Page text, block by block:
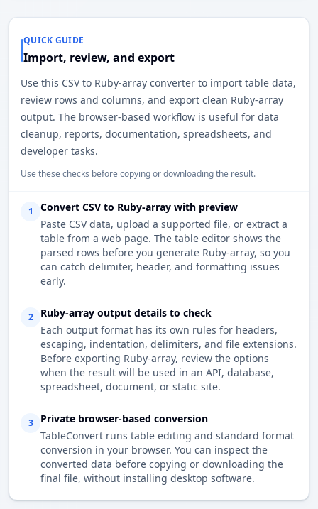
QUICK GUIDE
Import, review, and export
Use this CSV to Ruby-array converter to import table data,
review rows and columns, and export clean Ruby-array
output. The browser-based workflow is useful for data
cleanup, reports, documentation, spreadsheets, and
developer tasks.
Use these checks before copying or downloading the result.
1
Convert CSV to Ruby-array with preview
Paste CSV data, upload a supported file, or extract a
table from a web page. The table editor shows the
parsed rows before you generate Ruby-array, so you
can catch delimiter, header, and formatting issues
early.
2
Ruby-array output details to check
Each output format has its own rules for headers,
escaping, indentation, delimiters, and file extensions.
Before exporting Ruby-array, review the options
when the result will be used in an API, database,
spreadsheet, document, or static site.
3
Private browser-based conversion
TableConvert runs table editing and standard format
conversion in your browser. You can inspect the
converted data before copying or downloading the
final file, without installing desktop software.